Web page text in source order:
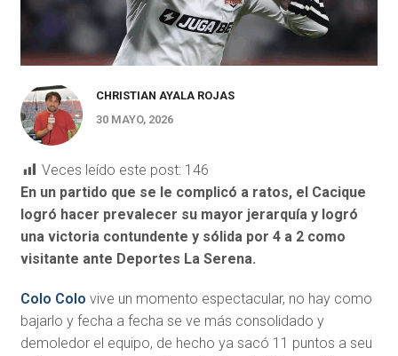
CHRISTIAN AYALA ROJAS
30 MAYO, 2026
Veces leído este post: 146
En un partido que se le complicó a ratos, el Cacique
logró hacer prevalecer su mayor jerarquía y logró
una victoria contundente y sólida por 4 a 2 como
visitante ante Deportes La Serena.
Colo Colo vive un momento espectacular, no hay como
bajarlo y fecha a fecha se ve más consolidado y
demoledor el equipo, de hecho ya sacó 11 puntos a seu